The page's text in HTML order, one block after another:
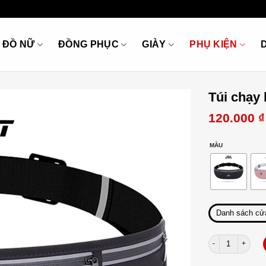
ĐỒ NỮ ĐỒNG PHỤC GIÀY PHỤ KIỆN
Túi chạy
120.000 ₫
MÀU
Danh sách
Túi chạy bộ